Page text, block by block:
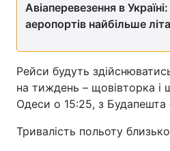
Авіаперевезення в
аеропортів найбільше
Рейси будуть
на тиждень – щовівторка і
Одеси о 15:25, з Будапешта
Тривалість польоту